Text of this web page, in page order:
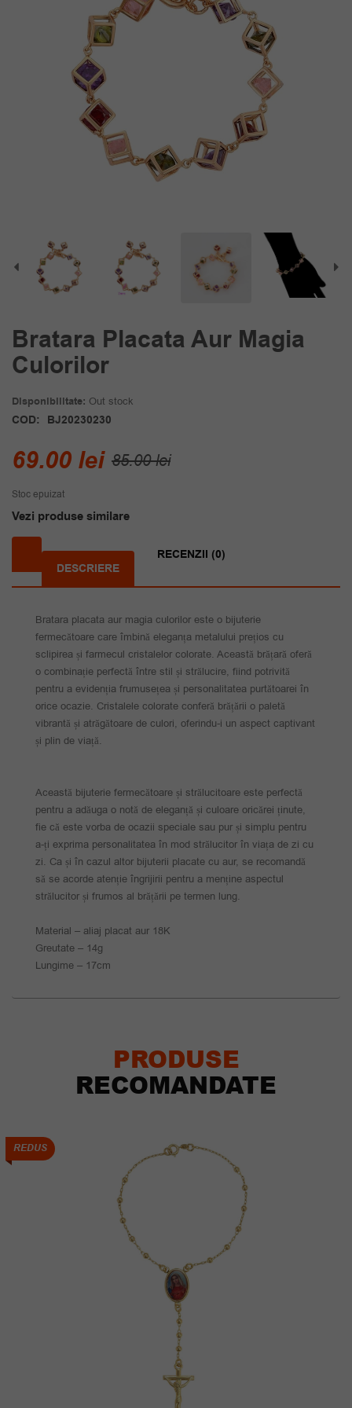
Bratara Placata Aur Magia
Culorilor
Disponibilitate: Out stock
COD: BJ20230230
85.00leiPrețul
85.00 lei.
69.00 lei
Prețul
Stoc epuizat
Vezi produse similare
DESCRIERE
RECENZII (0)
Bratara placata aur magia culorilor este o bijuterie
fermecătoare care îmbină eleganța metalului prețios cu
sclipirea și farmecul cristalelor colorate. Această brățară oferă
o combinație perfectă între stil și strălucire, fiind potrivită
pentru a evidenția frumusețea și personalitatea purtătoarei în
orice ocazie. Cristalele colorate conferă brățării o paletă
vibrantă și atrăgătoare de culori, oferindu-i un aspect captivant
și plin de viață.
Această bijuterie fermecătoare și strălucitoare este perfectă
pentru a adăuga o notă de eleganță și culoare oricărei ținute,
fie că este vorba de ocazii speciale sau pur și simplu pentru
a-ți exprima personalitatea în mod strălucitor în viața de zi cu
zi. Ca și în cazul altor bijuterii placate cu aur, se recomandă
să se acorde atenție îngrijirii pentru a menține aspectul
strălucitor și frumos al brățării pe termen lung.
Material – aliaj placat aur 18K
Greutate – 14g
Lungime – 17cm
PRODUSE
RECOMANDATE
REDUS